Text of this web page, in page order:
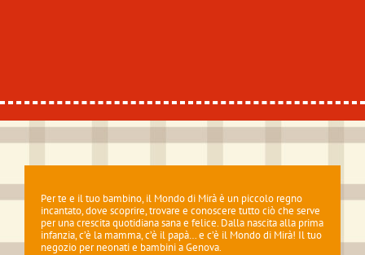
Per te e il tuo bambino, il Mondo di Mirà è un piccolo regno
incantato, dove scoprire, trovare e conoscere tutto ciò che serve
per una crescita quotidiana sana e felice. Dalla nascita alla prima
infanzia, c’è la mamma, c’è il papà… e c’è il Mondo di Mirà! Il tuo
negozio per neonati e bambini a Genova.